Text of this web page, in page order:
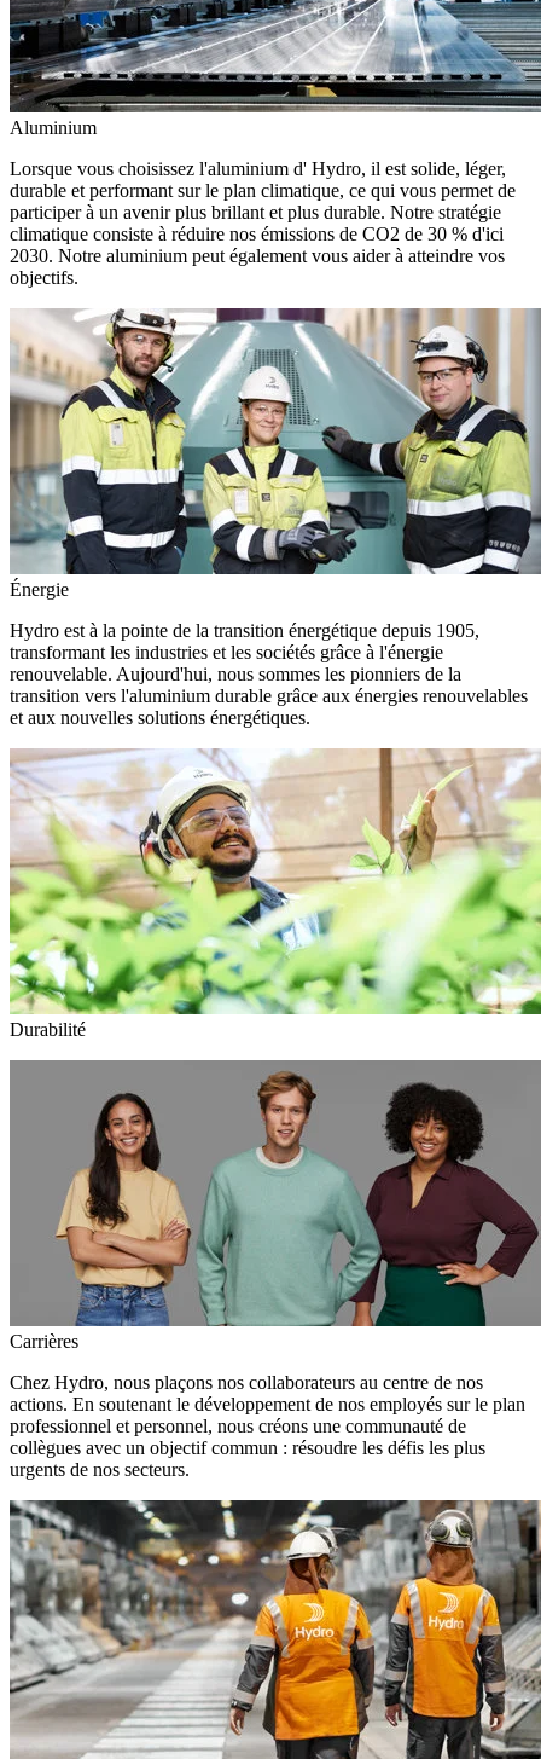
Aluminium
Lorsque vous choisissez l'aluminium d' Hydro, il est solide, léger,
durable et performant sur le plan climatique, ce qui vous permet de
participer à un avenir plus brillant et plus durable. Notre stratégie
climatique consiste à réduire nos émissions de CO2 de 30 % d'ici
2030. Notre aluminium peut également vous aider à atteindre vos
objectifs.
Énergie
Hydro est à la pointe de la transition énergétique depuis 1905,
transformant les industries et les sociétés grâce à l'énergie
renouvelable. Aujourd'hui, nous sommes les pionniers de la
transition vers l'aluminium durable grâce aux énergies renouvelables
et aux nouvelles solutions énergétiques.
Durabilité
Carrières
Chez Hydro, nous plaçons nos collaborateurs au centre de nos
actions. En soutenant le développement de nos employés sur le plan
professionnel et personnel, nous créons une communauté de
collègues avec un objectif commun : résoudre les défis les plus
urgents de nos secteurs.